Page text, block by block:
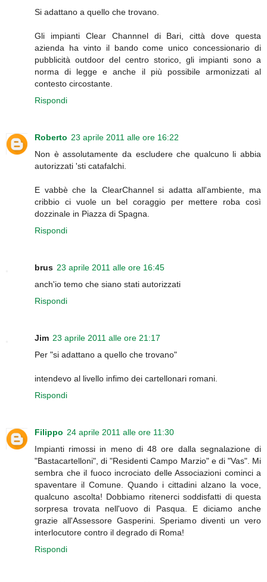
Si adattano a quello che trovano.
Gli impianti Clear Channnel di Bari, città dove questa
azienda ha vinto il bando come unico concessionario di
pubblicità outdoor del centro storico, gli impianti sono a
norma di legge e anche il più possibile armonizzati al
contesto circostante.
Rispondi
Roberto 23 aprile 2011 alle ore 16:22
Non è assolutamente da escludere che qualcuno li abbia
autorizzati 'sti catafalchi.
E vabbè che la ClearChannel si adatta all'ambiente, ma
cribbio ci vuole un bel coraggio per mettere roba così
dozzinale in Piazza di Spagna.
Rispondi
brus 23 aprile 2011 alle ore 16:45
anch'io temo che siano stati autorizzati
Rispondi
Jim 23 aprile 2011 alle ore 21:17
Per "si adattano a quello che trovano"
intendevo al livello infimo dei cartellonari romani.
Rispondi
Filippo 24 aprile 2011 alle ore 11:30
Impianti rimossi in meno di 48 ore dalla segnalazione di
"Bastacartelloni", di "Residenti Campo Marzio" e di "Vas". Mi
sembra che il fuoco incrociato delle Associazioni cominci a
spaventare il Comune. Quando i cittadini alzano la voce,
qualcuno ascolta! Dobbiamo ritenerci soddisfatti di questa
sorpresa trovata nell'uovo di Pasqua. E diciamo anche
grazie all'Assessore Gasperini. Speriamo diventi un vero
interlocutore contro il degrado di Roma!
Rispondi